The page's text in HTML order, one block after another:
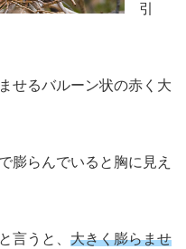
引
せるバルーン状の赤く大
膨らんでいると胸に見え
言うと、 大きく膨らませ